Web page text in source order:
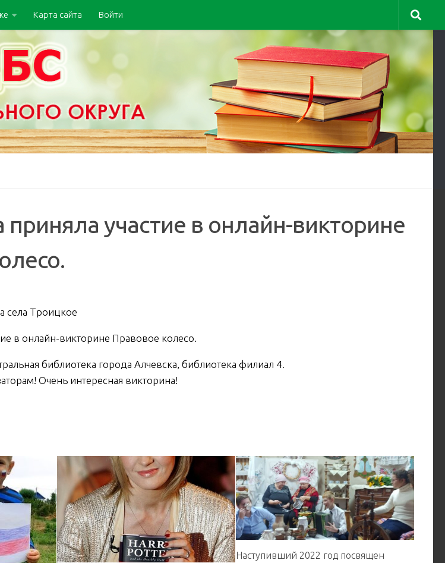
Карта сайта Войти
приняла участие в онлайн-викторине
села Троицкое
в онлайн-викторине Правовое колесо.
библиотека города Алчевска, библиотека филиал 4.
Очень интересная викторина!
Наступивший 2022 год посвящен